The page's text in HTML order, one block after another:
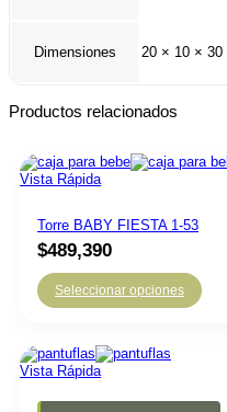
Dimensiones 20 × 10 × 30
Productos relacionados
Vista Rápida
Torre BABY FIESTA 1-53
$489,390
Seleccionar opciones
Vista Rápida